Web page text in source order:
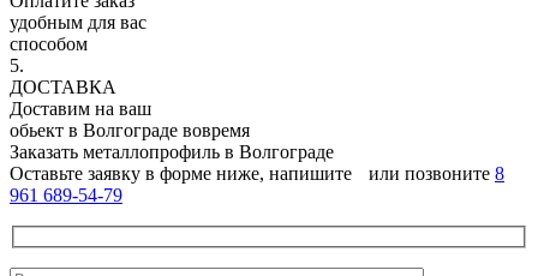
удобным для вас
способом
5.
ДОСТАВКА
Доставим на ваш
обьект в Волгограде вовремя
Заказать металлопрофиль в Волгограде
Оставьте заявку в форме ниже, напишите
или позвоните 8
961 689-54-79